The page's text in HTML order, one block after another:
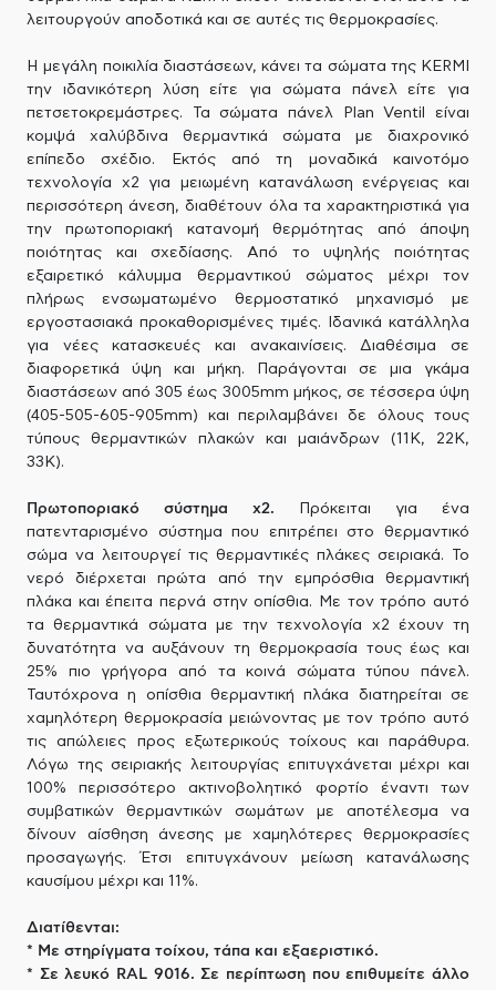
λειτουργούν αποδοτικά και σε αυτές τις θερμοκρασίες.
Η μεγάλη ποικιλία διαστάσεων, κάνει τα σώματα της KERMI
την ιδανικότερη λύση είτε για σώματα πάνελ είτε για
πετσετοκρεμάστρες. Τα σώματα πάνελ Plan Ventil είναι
κομψά χαλύβδινα θερμαντικά σώματα με διαχρονικό
επίπεδο σχέδιο. Εκτός από τη μοναδικά καινοτόμο
τεχνολογία x2 για μειωμένη κατανάλωση ενέργειας και
περισσότερη άνεση, διαθέτουν όλα τα χαρακτηριστικά για
την πρωτοποριακή κατανομή θερμότητας από άποψη
ποιότητας και σχεδίασης. Από το υψηλής ποιότητας
εξαιρετικό κάλυμμα θερμαντικού σώματος μέχρι τον
πλήρως ενσωματωμένο θερμοστατικό μηχανισμό με
εργοστασιακά προκαθορισμένες τιμές. Ιδανικά κατάλληλα
για νέες κατασκευές και ανακαινίσεις. Διαθέσιμα σε
διαφορετικά ύψη και μήκη. Παράγονται σε μια γκάμα
διαστάσεων από 305 έως 3005mm μήκος, σε τέσσερα ύψη
(405-505-605-905mm) και περιλαμβάνει δε όλους τους
τύπους θερμαντικών πλακών και μαιάνδρων (11Κ, 22Κ,
33Κ).
Πρωτοποριακό σύστημα x2. Πρόκειται για ένα
πατενταρισμένο σύστημα που επιτρέπει στο θερμαντικό
σώμα να λειτουργεί τις θερμαντικές πλάκες σειριακά. Το
νερό διέρχεται πρώτα από την εμπρόσθια θερμαντική
πλάκα και έπειτα περνά στην οπίσθια. Με τον τρόπο αυτό
τα θερμαντικά σώματα με την τεχνολογία x2 έχουν τη
δυνατότητα να αυξάνουν τη θερμοκρασία τους έως και
25% πιο γρήγορα από τα κοινά σώματα τύπου πάνελ.
Ταυτόχρονα η οπίσθια θερμαντική πλάκα διατηρείται σε
χαμηλότερη θερμοκρασία μειώνοντας με τον τρόπο αυτό
τις απώλειες προς εξωτερικούς τοίχους και παράθυρα.
Λόγω της σειριακής λειτουργίας επιτυγχάνεται μέχρι και
100% περισσότερο ακτινοβολητικό φορτίο έναντι των
συμβατικών θερμαντικών σωμάτων με αποτέλεσμα να
δίνουν αίσθηση άνεσης με χαμηλότερες θερμοκρασίες
προσαγωγής. Έτσι επιτυγχάνουν μείωση κατανάλωσης
καυσίμου μέχρι και 11%.
Διατίθενται:
* Με στηρίγματα τοίχου, τάπα και εξαεριστικό.
* Σε λευκό RAL 9016. Σε περίπτωση που επιθυμείτε άλλο